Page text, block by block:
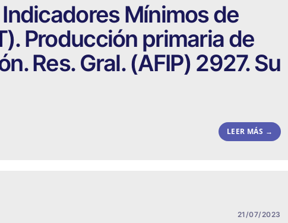
Mínimos de
Producción primaria de
Res. Gral. (AFIP) 2927. Su
LEER MÁS →
21/07/2023